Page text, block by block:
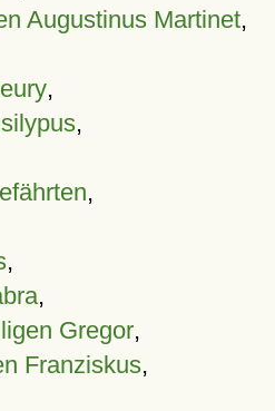
Augustinus Martinet,
,
,
,
,
,
Gregor,
Franziskus,